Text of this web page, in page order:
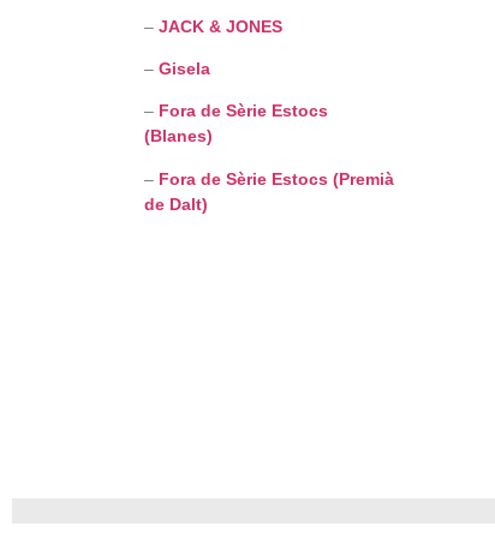
– JACK & JONES
– Gisela
– Fora de Sèrie Estocs
(Blanes)
– Fora de Sèrie Estocs (Premià
de Dalt)